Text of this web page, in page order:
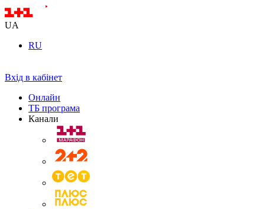
UA
RU
Вхід в кабінет
Онлайн
ТБ програма
Канали